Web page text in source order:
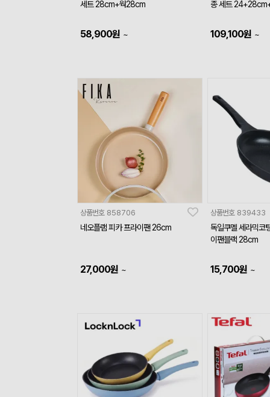
세트 28cm+웍28cm
58,900원 ~
종 세트
109,100원 ~
상품번호 858706
네오플램 피카 프라이팬 26cm
27,000원 ~
상품번호 839433
독일쿠멜 세라믹코
이팬블랙 28cm
15,700원 ~